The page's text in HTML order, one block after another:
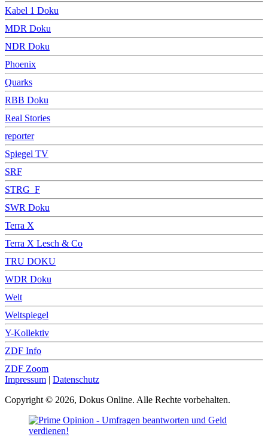
Kabel 1 Doku
MDR Doku
NDR Doku
Phoenix
Quarks
RBB Doku
Real Stories
reporter
Spiegel TV
SRF
STRG_F
SWR Doku
Terra X
Terra X Lesch & Co
TRU DOKU
WDR Doku
Welt
Weltspiegel
Y-Kollektiv
ZDF Info
ZDF Zoom
Impressum | Datenschutz
Copyright © 2026, Dokus Online. Alle Rechte vorbehalten.